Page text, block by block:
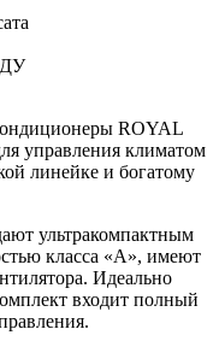
ROYAL
управления климатом
линейке и богатому
ультракомпактным
класса «А», имеют
Идеально
входит полный